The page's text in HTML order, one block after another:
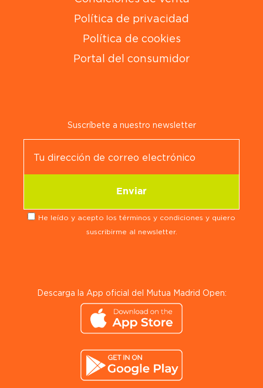
Política de privacidad
Política de cookies
Portal del consumidor
Suscríbete a nuestro newsletter
He leído y acepto los términos y condiciones y quiero
suscribirme al newsletter.
Descarga la App oficial del Mutua Madrid Open: